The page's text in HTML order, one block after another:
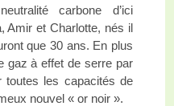
carbone d’ici
Amir et Charlotte, nés il
que 30 ans. En plus
gaz à effet de serre par
toutes les capacités de
nouvel « or noir ».